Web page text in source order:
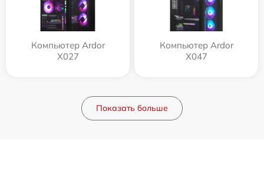
Компьютер Ardor
X027
Компьютер Ardor
X047
Показать больше